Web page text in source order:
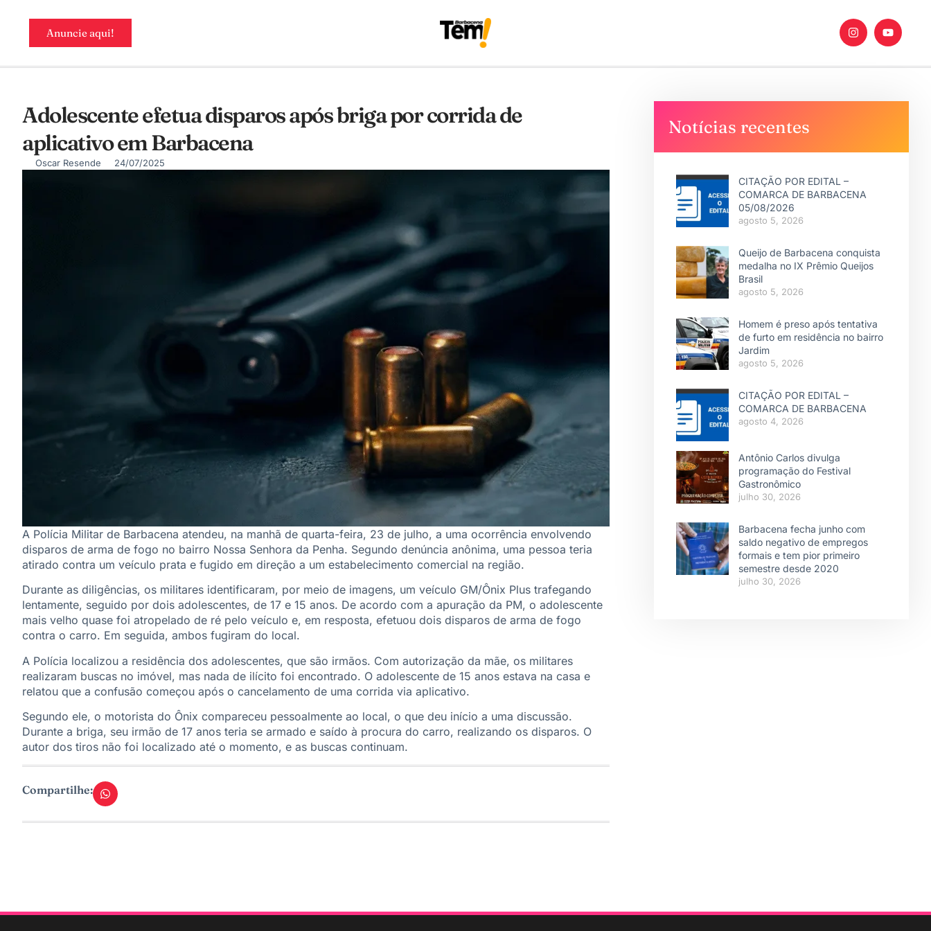
Anuncie aqui!
Adolescente efetua disparos após briga por corrida de
aplicativo em Barbacena
Oscar Resende 24/07/2025
A Polícia Militar de Barbacena atendeu, na manhã de quarta-feira, 23 de julho, a uma ocorrência envolvendo
disparos de arma de fogo no bairro Nossa Senhora da Penha. Segundo denúncia anônima, uma pessoa teria
atirado contra um veículo prata e fugido em direção a um estabelecimento comercial na região.
Durante as diligências, os militares identificaram, por meio de imagens, um veículo GM/Ônix Plus trafegando
lentamente, seguido por dois adolescentes, de 17 e 15 anos. De acordo com a apuração da PM, o adolescente
mais velho quase foi atropelado de ré pelo veículo e, em resposta, efetuou dois disparos de arma de fogo
contra o carro. Em seguida, ambos fugiram do local.
A Polícia localizou a residência dos adolescentes, que são irmãos. Com autorização da mãe, os militares
realizaram buscas no imóvel, mas nada de ilícito foi encontrado. O adolescente de 15 anos estava na casa e
relatou que a confusão começou após o cancelamento de uma corrida via aplicativo.
Segundo ele, o motorista do Ônix compareceu pessoalmente ao local, o que deu início a uma discussão.
Durante a briga, seu irmão de 17 anos teria se armado e saído à procura do carro, realizando os disparos. O
autor dos tiros não foi localizado até o momento, e as buscas continuam.
Compartilhe:
Notícias recentes
CITAÇÃO POR EDITAL –
COMARCA DE BARBACENA
05/08/2026
agosto 5, 2026
Queijo de Barbacena conquista
medalha no IX Prêmio Queijos
Brasil
agosto 5, 2026
Homem é preso após tentativa
de furto em residência no bairro
Jardim
agosto 5, 2026
CITAÇÃO POR EDITAL –
COMARCA DE BARBACENA
agosto 4, 2026
Antônio Carlos divulga
programação do Festival
Gastronômico
julho 30, 2026
Barbacena fecha junho com
saldo negativo de empregos
formais e tem pior primeiro
semestre desde 2020
julho 30, 2026